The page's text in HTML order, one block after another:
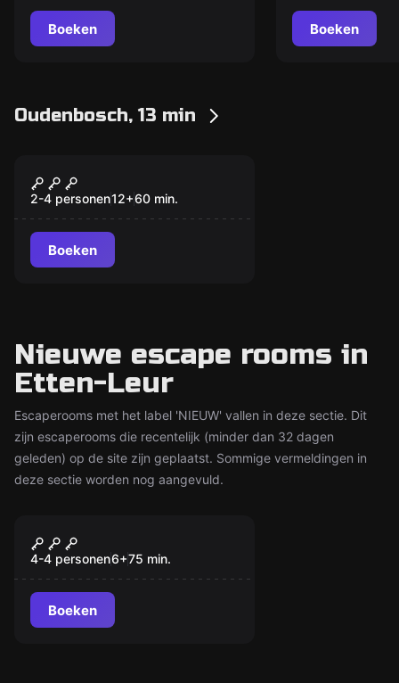
Boeken Boeken
Oudenbosch, 13 min
Nieuw
Opsluiten of
Vertrekken
2-4 personen12+60 min.
Boeken
Nieuwe escape rooms in
Etten-Leur
Escaperooms met het label 'NIEUW' vallen in deze sectie. Dit
zijn escaperooms die recentelijk (minder dan 32 dagen
geleden) op de site zijn geplaatst. Sommige vermeldingen in
deze sectie worden nog aangevuld.
Nieuw
Koning Willem I – De
Verhoorkamer
4-4 personen6+75 min.
Boeken